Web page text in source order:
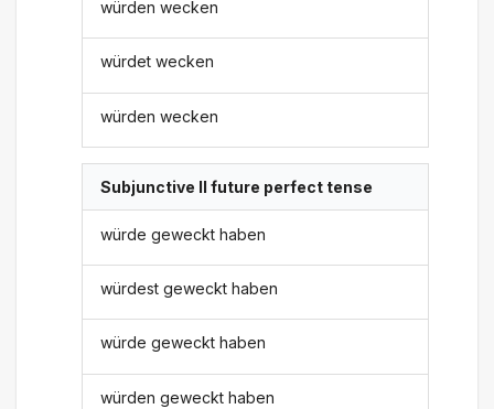
würden wecken
würdet wecken
würden wecken
Subjunctive II future perfect tense
würde geweckt haben
würdest geweckt haben
würde geweckt haben
würden geweckt haben